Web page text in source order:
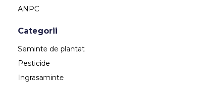
ANPC
Categorii
Seminte de plantat
Pesticide
Ingrasaminte